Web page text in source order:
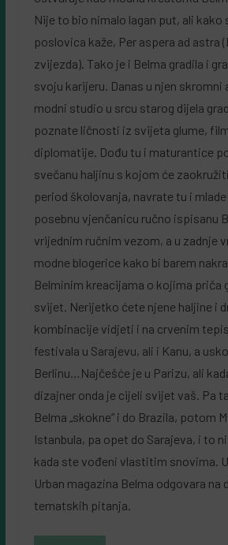
Nije to bio nimalo lagan put, ali kako
poslovica kaže, Per aspera ad astra
zvijezda). Tako je i Belma gradila i
svoju karijeru. Danas u njen skromni
modni studio u srcu starog dijela
poznate ličnosti iz svijeta glume,
diplomatije. Dođu tu i maturantice
svečanu haljinu s kojom će
period školovanja, navrate tu i
posebnu vjenčanicu ručno ispisanu
vrijednim ručnim vezom, a u zadnje
modne blogerice kako bi barem
Belminim kreacijama o kojima priča
svijet. Nerijetko ćete njene haljine i
kombinacije vidjeti i na crvenim
festivala u Sarajevu, ali i Kanu, a
Berlinu…Najčešće je u Parizu, ali
dizajner onda je cijeli svijet vaš. Pa
Belma „skokne“ i do Brazila, potom
Istanbula, pa opet do Sarajeva, i to
kada ste vođeni vlastitim snovima.
Urban magazina Belma odgovara na
tematskih pitanja.